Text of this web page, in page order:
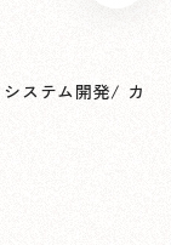
システム開発/ カ